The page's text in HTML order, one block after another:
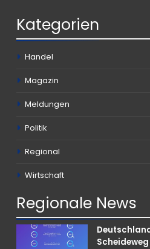
Kategorien
Handel
Magazin
Meldungen
Politik
Regional
Wirtschaft
Regionale News
Scheideweg